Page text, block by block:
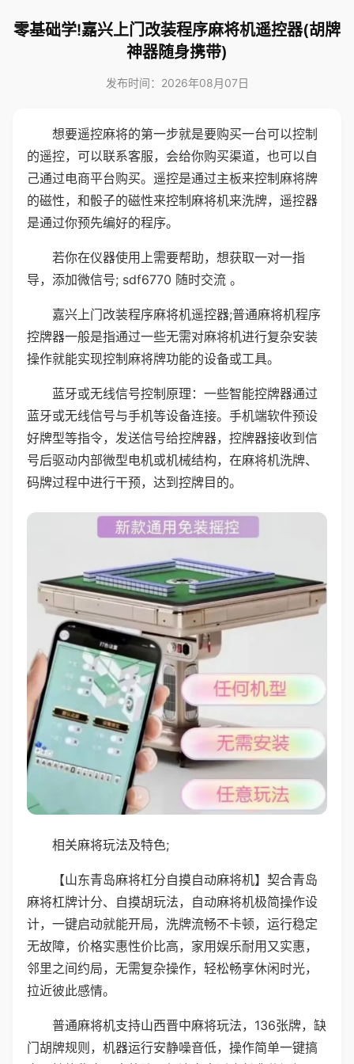
零基础学!嘉兴上门改装程序麻将机遥控器(胡牌
神器随身携带)
发布时间：2026年08月07日
想要遥控麻将的第一步就是要购买一台可以控制
的遥控，可以联系客服，会给你购买渠道，也可以自
己通过电商平台购买。遥控是通过主板来控制麻将牌
的磁性，和骰子的磁性来控制麻将机来洗牌，遥控器
是通过你预先编好的程序。
若你在仪器使用上需要帮助，想获取一对一指
导，添加微信号; sdf6770 随时交流 。
嘉兴上门改装程序麻将机遥控器;普通麻将机程序
控牌器一般是指通过一些无需对麻将机进行复杂安装
操作就能实现控制麻将牌功能的设备或工具。
蓝牙或无线信号控制原理：一些智能控牌器通过
蓝牙或无线信号与手机等设备连接。手机端软件预设
好牌型等指令，发送信号给控牌器，控牌器接收到信
号后驱动内部微型电机或机械结构，在麻将机洗牌、
码牌过程中进行干预，达到控牌目的。
相关麻将玩法及特色;
【山东青岛麻将杠分自摸自动麻将机】契合青岛
麻将杠牌计分、自摸胡玩法，自动麻将机极简操作设
计，一键启动就能开局，洗牌流畅不卡顿，运行稳定
无故障，价格实惠性价比高，家用娱乐耐用又实惠，
邻里之间约局，无需复杂操作，轻松畅享休闲时光，
拉近彼此感情。
普通麻将机支持山西晋中麻将玩法，136张牌，缺
门胡牌规则，机器运行安静噪音低，操作简单一键搞